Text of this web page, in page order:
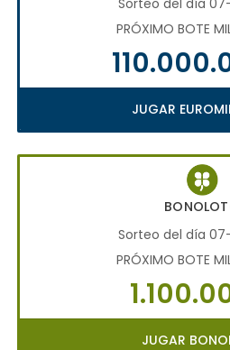
PRÓXIMO BOTE
JUGAR
Sorteo del día
PRÓXIMO BOTE
JUGAR